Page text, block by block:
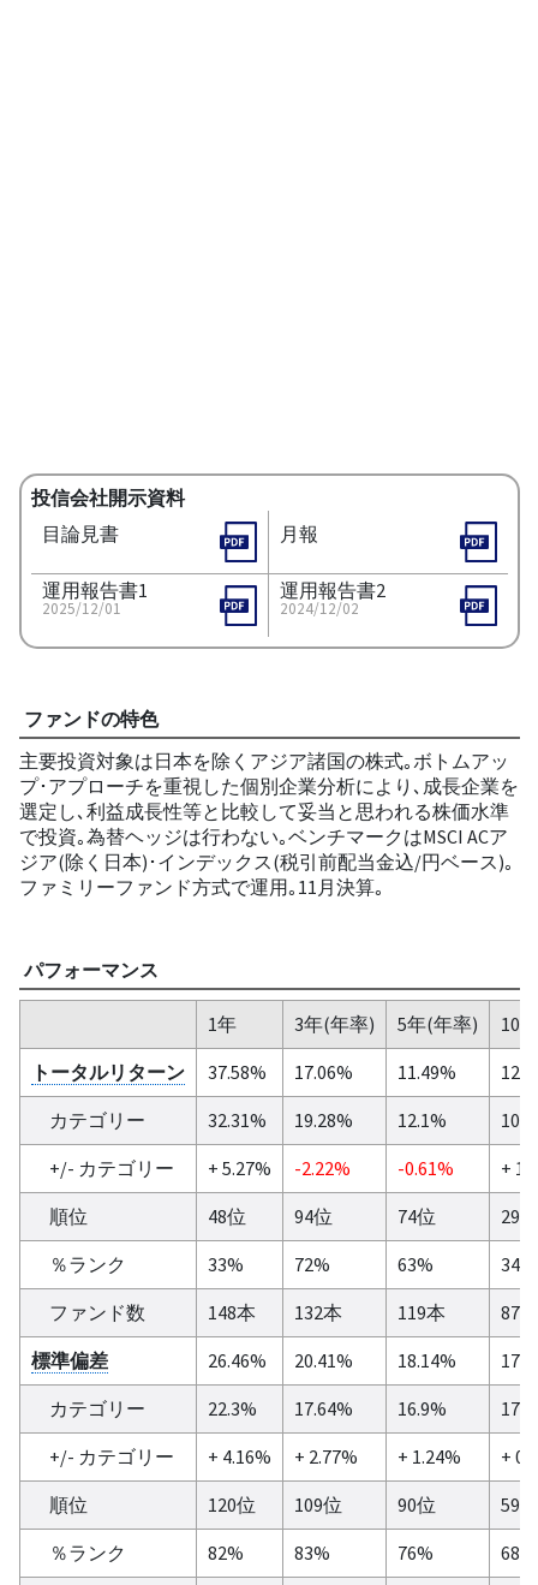
投信会社開示資料
目論見書
月報
運用報告書1
2025/12/01
運用報告書2
2024/12/02
ファンドの特色
主要投資対象は日本を除くアジア諸国の株式｡ボトムアッ
プ･アプローチを重視した個別企業分析により､成長企業を
選定し､利益成長性等と比較して妥当と思われる株価水準
で投資｡為替ヘッジは行わない｡ベンチマークはMSCI ACア
ジア(除く日本)･インデックス(税引前配当金込/円ベース)｡
ファミリーファンド方式で運用｡11月決算｡
パフォーマンス
1年 3年(年率) 5年(年率)
10
トータルリターン
37.58% 17.06% 11.49%
カテゴリー
32.31% 19.28% 12.1%
+/- カテゴリー
+ 5.27% -2.22% -0.61%
+
順位
48位 94位 74位
29位
％ランク
33% 72% 63%
34%
ファンド数
148本 132本 119本
87本
標準偏差
26.46% 20.41% 18.14%
カテゴリー
22.3% 17.64% 16.9%
+/- カテゴリー
+ 4.16% + 2.77% + 1.24%
+
順位
120位 109位 90位
59位
％ランク
82% 83% 76% 68%